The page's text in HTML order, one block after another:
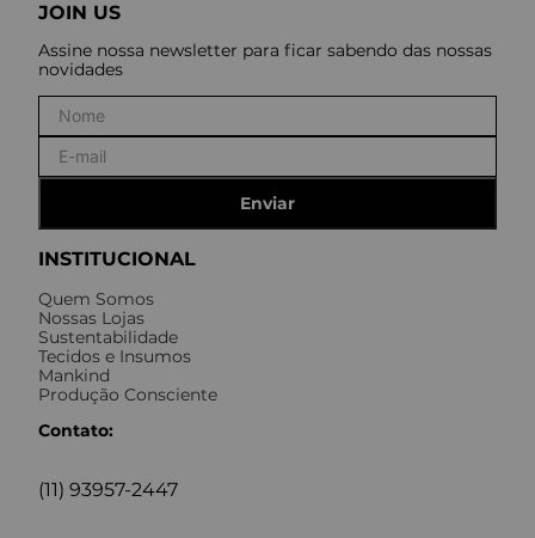
INSTITUCIONAL
Quem Somos
Nossas Lojas
Sustentabilidade
Tecidos e Insumos
Mankind
Produção Consciente
Contato:
(11) 93957-2447
JOIN US
Assine nossa newsletter para ficar sabendo das nossas
novidades
Enviar